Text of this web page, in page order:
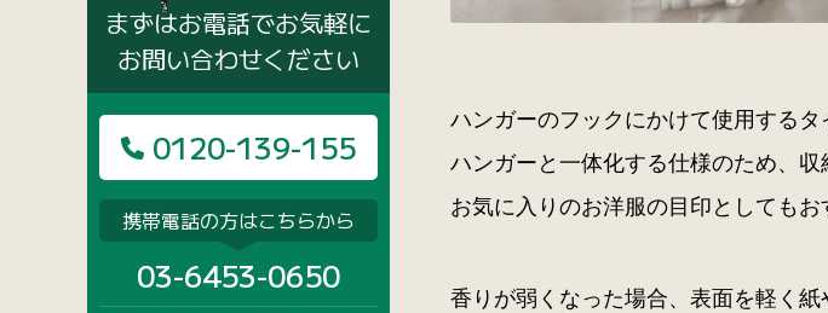
ハンガーのフックにかけて使用するタ
ハンガーと一体化する仕様のため、
お気に入りのお洋服の目印としてもお
香りが弱くなった場合、表面を軽く紙
まずはお電話でお気軽に
お問い合わせください
0120-139-155
携帯電話の方はこちらから
03-6453-0650